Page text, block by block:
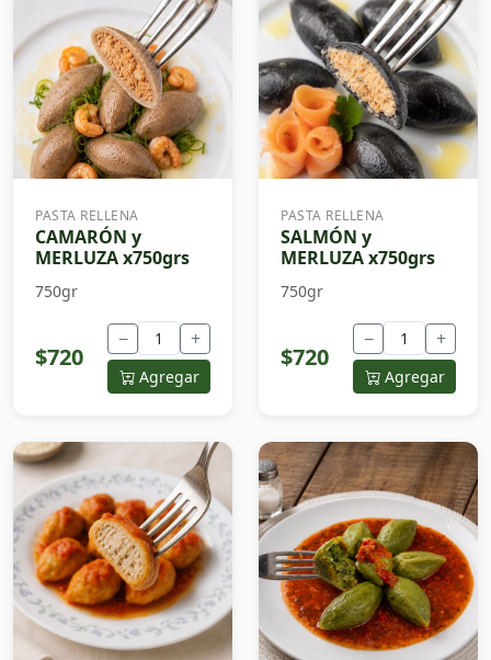
PASTA RELLENA
CAMARÓN y
MERLUZA x750grs
750gr
$720
− +
Agregar
PASTA RELLENA
SALMÓN y
MERLUZA x750grs
750gr
$720
− +
Agregar